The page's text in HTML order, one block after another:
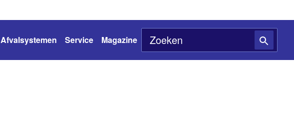
Afvalsystemen Service Magazine